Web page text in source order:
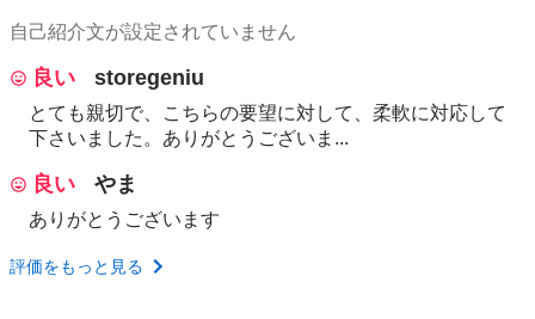
自己紹介文が設定されていません
良い storegeniu
とても親切で、こちらの要望に対して、柔軟に対応して
下さいました。ありがとうございま...
良い やま
ありがとうございます
評価をもっと見る